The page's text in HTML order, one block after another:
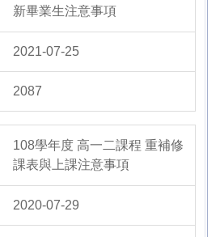
新畢業生注意事項
2021-07-25
2087
108學年度 高一二課程 重補修
課表與上課注意事項
2020-07-29